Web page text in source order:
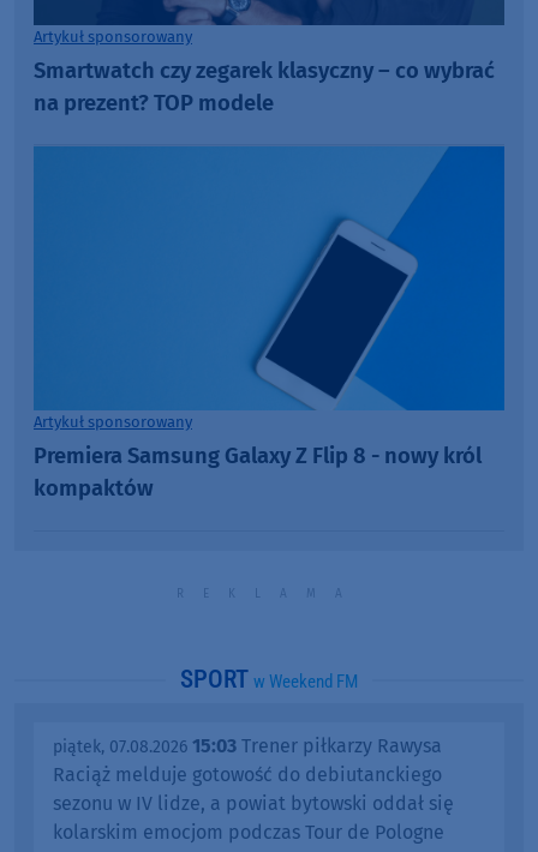
Artykuł sponsorowany
Smartwatch czy zegarek klasyczny – co wybrać
na prezent? TOP modele
Artykuł sponsorowany
Premiera Samsung Galaxy Z Flip 8 - nowy król
kompaktów
SPORT w Weekend FM
piątek, 07.08.2026 15:03 Trener piłkarzy Rawysa
Raciąż melduje gotowość do debiutanckiego
sezonu w IV lidze, a powiat bytowski oddał się
kolarskim emocjom podczas Tour de Pologne